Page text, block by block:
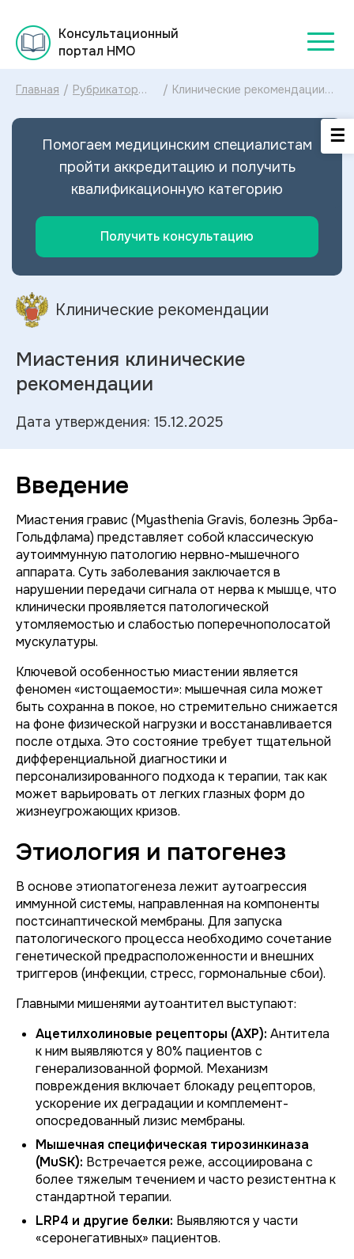
Консультационный
портал НМО
Главная / Рубрикатор
рекомендаций
/ Клинические рекомендации
диагностика и лечение
Помогаем медицинским специалистам
пройти аккредитацию и получить
квалификационную категорию
Получить консультацию
Клинические рекомендации
Миастения клинические
рекомендации
Дата утверждения: 15.12.2025
Введение
Миастения гравис (Myasthenia Gravis, болезнь Эрба-
Гольдфлама) представляет собой классическую
аутоиммунную патологию нервно-мышечного
аппарата. Суть заболевания заключается в
нарушении передачи сигнала от нерва к мышце, что
клинически проявляется патологической
утомляемостью и слабостью поперечнополосатой
мускулатуры.
Ключевой особенностью миастении является
феномен «истощаемости»: мышечная сила может
быть сохранна в покое, но стремительно снижается
на фоне физической нагрузки и восстанавливается
после отдыха. Это состояние требует тщательной
дифференциальной диагностики и
персонализированного подхода к терапии, так как
может варьировать от легких глазных форм до
жизнеугрожающих кризов.
Этиология и патогенез
В основе этиопатогенеза лежит аутоагрессия
иммунной системы, направленная на компоненты
постсинаптической мембраны. Для запуска
патологического процесса необходимо сочетание
генетической предрасположенности и внешних
триггеров (инфекции, стресс, гормональные сбои).
Главными мишенями аутоантител выступают:
Ацетилхолиновые рецепторы (АХР): Антитела
к ним выявляются у 80% пациентов с
генерализованной формой. Механизм
повреждения включает блокаду рецепторов,
ускорение их деградации и комплемент-
опосредованный лизис мембраны.
Мышечная специфическая тирозинкиназа
(MuSK): Встречается реже, ассоциирована с
более тяжелым течением и часто резистентна к
стандартной терапии.
LRP4 и другие белки: Выявляются у части
«серонегативных» пациентов.